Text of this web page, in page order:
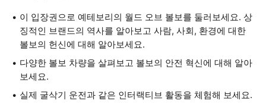
이 입장권으로 예테보리의 월드 오브 볼보를 둘러보세요. 상
징적인 브랜드의 역사를 알아보고 사람, 사회, 환경에 대한
볼보의 헌신에 대해 알아보세요.
다양한 볼보 차량을 살펴보고 볼보의 안전 혁신에 대해 알아
보세요.
실제 굴삭기 운전과 같은 인터랙티브 활동을 체험해 보세요.